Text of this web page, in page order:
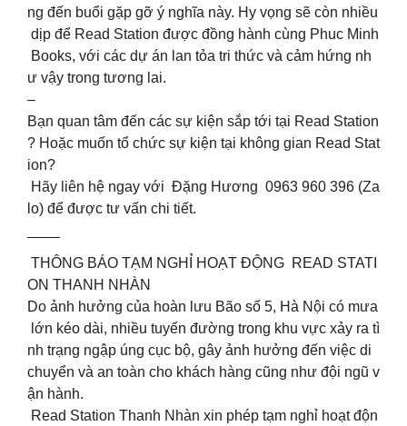
ng đến buổi gặp gỡ ý nghĩa này. Hy vọng sẽ còn nhiều
dịp để Read Station được đồng hành cùng Phuc Minh
Books, với các dự án lan tỏa tri thức và cảm hứng nh
ư vậy trong tương lai.
–
Bạn quan tâm đến các sự kiện sắp tới tại Read Station
? Hoặc muốn tổ chức sự kiện tại không gian Read Stat
ion?
Hãy liên hệ ngay với Đặng Hương 0963 960 396 (Za
lo) để được tư vấn chi tiết.
THÔNG BÁO TẠM NGHỈ HOẠT ĐỘNG READ STATI
ON THANH NHÀN
Do ảnh hưởng của hoàn lưu Bão số 5, Hà Nội có mưa
lớn kéo dài, nhiều tuyến đường trong khu vực xảy ra tì
nh trạng ngập úng cục bộ, gây ảnh hưởng đến việc di
chuyển và an toàn cho khách hàng cũng như đội ngũ v
ận hành.
Read Station Thanh Nhàn xin phép tạm nghỉ hoạt độn